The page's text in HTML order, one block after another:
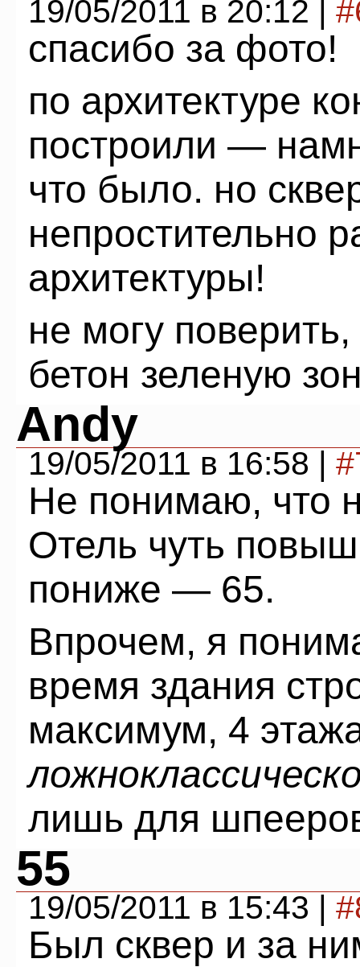
19/05/2011 в 20:12 |
спасибо за фото!
по архитектуре
построили —
что было. но
непростительно
архитектуры!
не могу
бетон зеленую
Andy
19/05/2011 в 16:58 |
Не понимаю, что
Отель чуть
пониже — 65.
Впрочем, я
время здания
максимум, 4
лишь для
55
19/05/2011 в 15:43 |
Был сквер и за